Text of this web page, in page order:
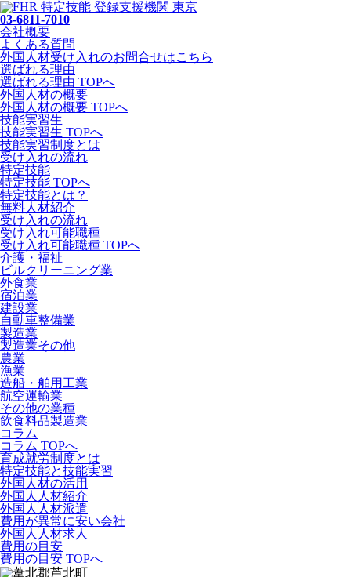
03-6811-7010
会社概要
よくある質問
外国人材受け入れのお問合せはこちら
選ばれる理由
選ばれる理由 TOPへ
外国人材の概要
外国人材の概要 TOPへ
技能実習生
技能実習生 TOPへ
技能実習制度とは
受け入れの流れ
特定技能
特定技能 TOPへ
特定技能とは？
無料人材紹介
受け入れの流れ
受け入れ可能職種
受け入れ可能職種 TOPへ
介護・福祉
ビルクリーニング業
外食業
宿泊業
建設業
自動車整備業
製造業
製造業その他
農業
漁業
造船・舶用工業
航空運輸業
その他の業種
飲食料品製造業
コラム
コラム TOPへ
育成就労制度とは
特定技能と技能実習
外国人材の活用
外国人人材紹介
外国人人材派遣
費用が異常に安い会社
外国人人材求人
費用の目安
費用の目安 TOPへ